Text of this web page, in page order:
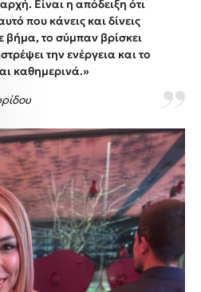
Είναι η απόδειξη ότι
που κάνεις και δίνεις
βήμα, το σύμπαν βρίσκει
την ενέργεια και το
καθημερινά.»